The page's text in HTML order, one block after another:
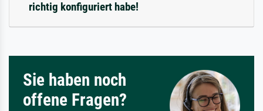
richtig konfiguriert habe!
Sie haben noch
offene Fragen?